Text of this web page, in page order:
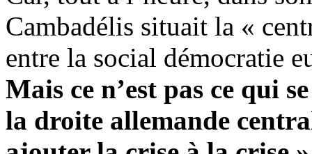
Cambadélis situait la «
entre la social démocratie
Mais ce n’est pas ce qui
la droite allemande